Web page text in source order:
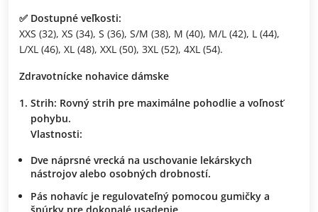
✅ Dostupné veľkosti:
XXS (32), XS (34), S (36), S/M (38), M (40), M/L (42), L (44),
L/XL (46), XL (48), XXL (50), 3XL (52), 4XL (54).
Zdravotnícke nohavice dámske
Strih: Rovný strih pre maximálne pohodlie a voľnosť
pohybu.
Vlastnosti:
Dve náprsné vrecká na uschovanie lekárskych
nástrojov alebo osobných drobností.
Pás nohavíc je regulovateľný pomocou gumičky a